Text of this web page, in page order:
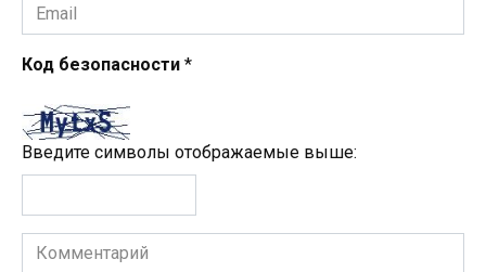
Email
*
Код безопасности *
Введите символы отображаемые выше:
Комментарий